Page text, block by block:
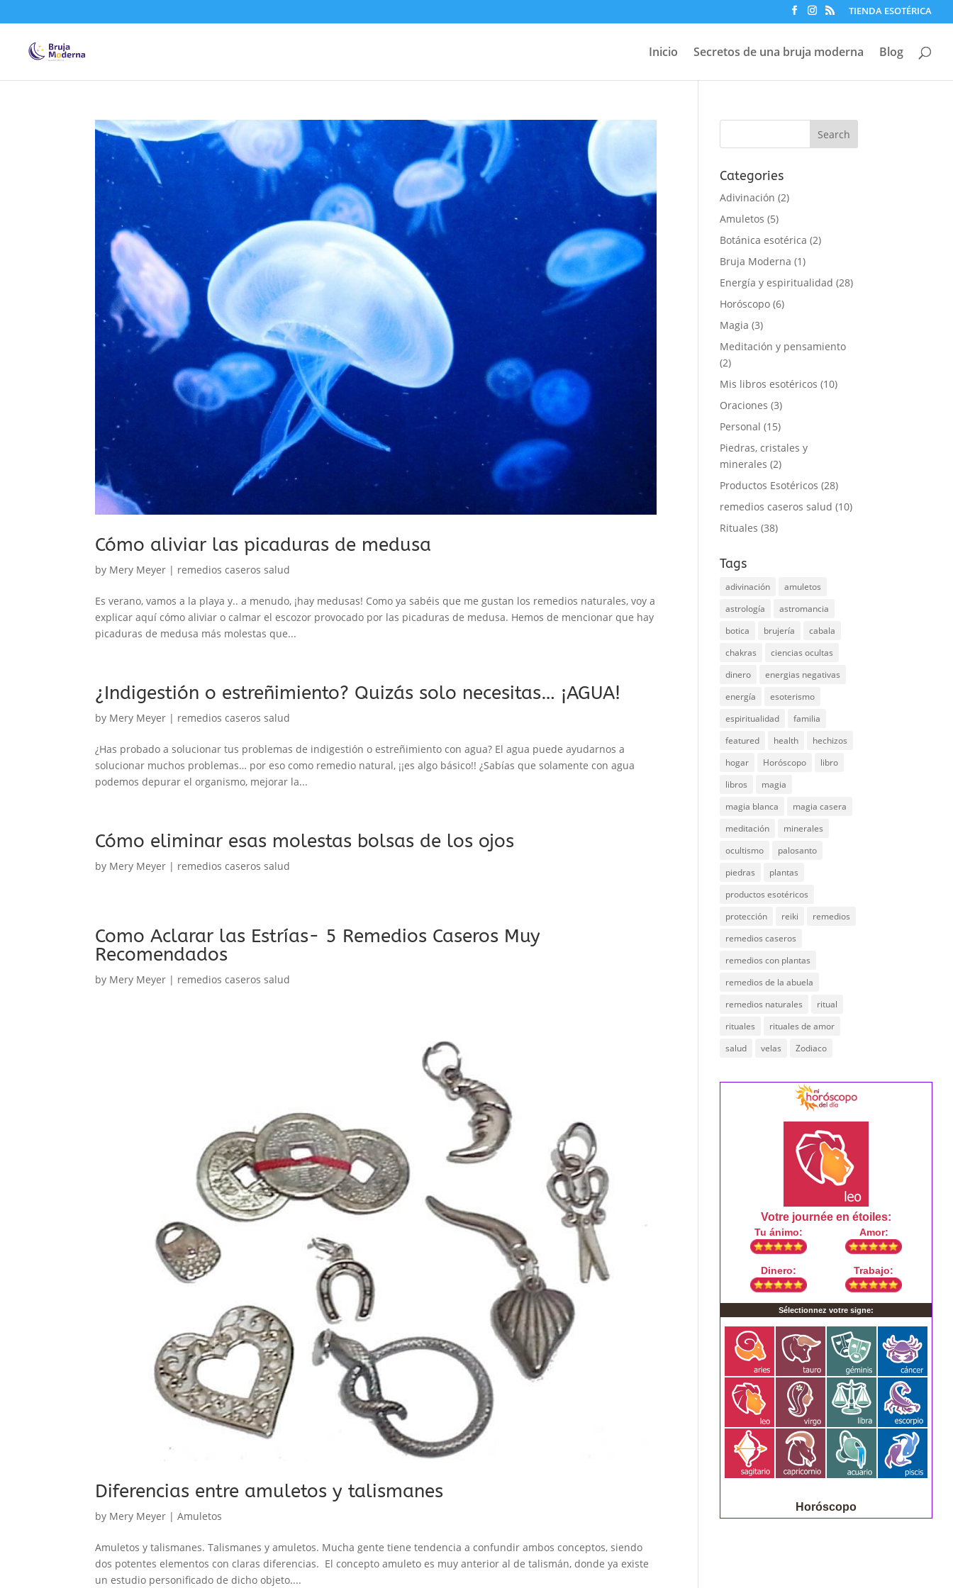
TIENDA ESOTÉRICA
Inicio Secretos de una bruja moderna Blog
Cómo aliviar las picaduras de medusa
by Mery Meyer | remedios caseros salud
Es verano, vamos a la playa y.. a menudo, ¡hay medusas! Como ya sabéis que me gustan los remedios naturales, voy a
explicar aquí cómo aliviar o calmar el escozor provocado por las picaduras de medusa. Hemos de mencionar que hay
picaduras de medusa más molestas que...
¿Indigestión o estreñimiento? Quizás solo necesitas… ¡AGUA!
by Mery Meyer | remedios caseros salud
¿Has probado a solucionar tus problemas de indigestión o estreñimiento con agua? El agua puede ayudarnos a
solucionar muchos problemas… por eso como remedio natural, ¡¡es algo básico!! ¿Sabías que solamente con agua
podemos depurar el organismo, mejorar la...
Cómo eliminar esas molestas bolsas de los ojos
by Mery Meyer | remedios caseros salud
Como Aclarar las Estrías- 5 Remedios Caseros Muy
Recomendados
by Mery Meyer | remedios caseros salud
Diferencias entre amuletos y talismanes
by Mery Meyer |Amuletos
Amuletos y talismanes. Talismanes y amuletos. Mucha gente tiene tendencia a confundir ambos conceptos, siendo
dos potentes elementos con claras diferencias. El concepto amuleto es muy anterior al de talismán, donde ya existe
un estudio personificado de dicho objeto....
Categories
Adivinación (2)
Amuletos (5)
Botánica esotérica (2)
Bruja Moderna (1)
Energía y espiritualidad (28)
Horóscopo (6)
Magia (3)
Meditación y pensamiento
(2)
Mis libros esotéricos (10)
Oraciones (3)
Personal (15)
Piedras, cristales y
minerales (2)
Productos Esotéricos (28)
remedios caseros salud (10)
Rituales (38)
Tags
adivinación
amuletos
astrología
astromancia
botica
brujería
cabala
chakras
ciencias ocultas
dinero
energias negativas
energía
esoterismo
espiritualidad
familia
featured
health
hechizos
hogar
Horóscopo
libro
libros
magia
magia blanca
magia casera
meditación
minerales
ocultismo
palosanto
piedras
plantas
productos esotéricos
protección
reiki
remedios
remedios caseros
remedios con plantas
remedios de la abuela
remedios naturales
ritual
rituales
rituales de amor
salud
velas Zodiaco
Horóscopo